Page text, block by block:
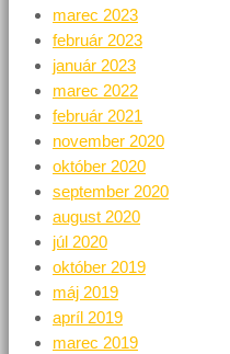
marec 2023
február 2023
január 2023
marec 2022
február 2021
november 2020
október 2020
september 2020
august 2020
júl 2020
október 2019
máj 2019
apríl 2019
marec 2019